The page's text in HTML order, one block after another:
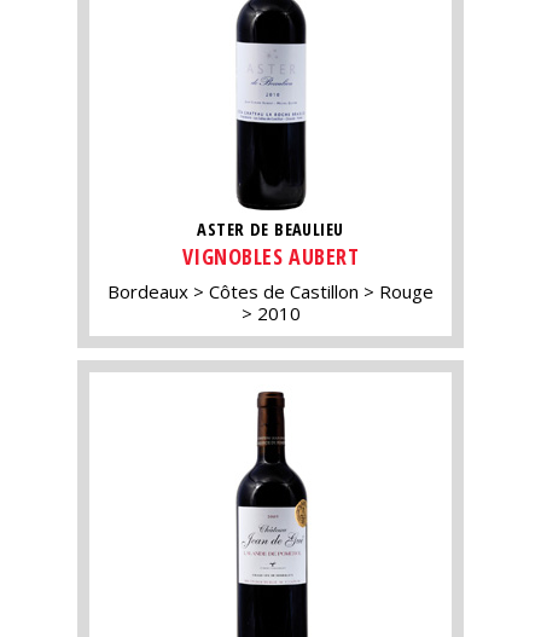
ASTER DE BEAULIEU
VIGNOBLES AUBERT
Bordeaux Côtes de Castillon
Rouge
2010